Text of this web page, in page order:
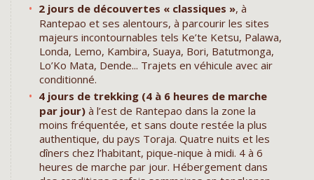
2 jours de découvertes « classiques », à
Rantepao et ses alentours, à parcourir les sites
majeurs incontournables tels Ke’te Ketsu, Palawa,
Londa, Lemo, Kambira, Suaya, Bori, Batutmonga,
Lo’Ko Mata, Dende... Trajets en véhicule avec air
conditionné.
4 jours de trekking (4 à 6 heures de marche
par jour) à l’est de Rantepao dans la zone la
moins fréquentée, et sans doute restée la plus
authentique, du pays Toraja. Quatre nuits et les
dîners chez l’habitant, pique-nique à midi. 4 à 6
heures de marche par jour. Hébergement dans